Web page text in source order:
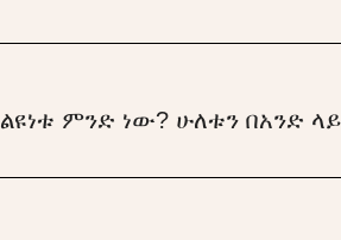
ምንድ ነው? ሁለቱን በአንድ